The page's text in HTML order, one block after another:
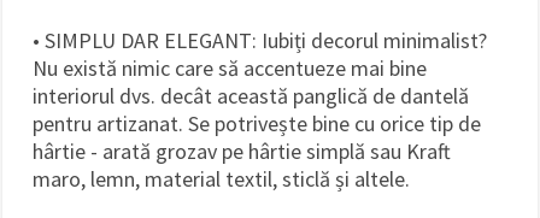
• SIMPLU DAR ELEGANT: Iubiți decorul minimalist?
Nu există nimic care să accentueze mai bine
interiorul dvs. decât această panglică de dantelă
pentru artizanat. Se potrivește bine cu orice tip de
hârtie - arată grozav pe hârtie simplă sau Kraft
maro, lemn, material textil, sticlă și altele.